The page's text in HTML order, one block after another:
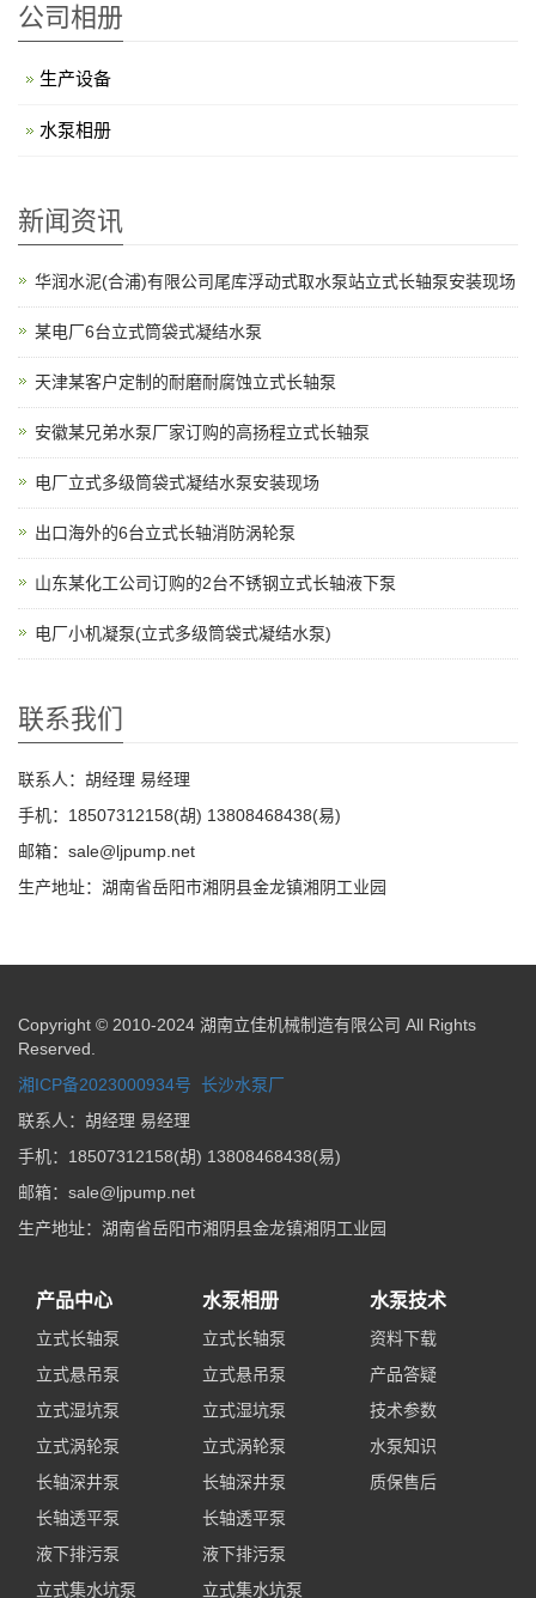
公司相册
生产设备
水泵相册
新闻资讯
华润水泥(合浦)有限公司尾库浮动式取水泵站立式长轴泵安装现场
某电厂6台立式筒袋式凝结水泵
天津某客户定制的耐磨耐腐蚀立式长轴泵
安徽某兄弟水泵厂家订购的高扬程立式长轴泵
电厂立式多级筒袋式凝结水泵安装现场
出口海外的6台立式长轴消防涡轮泵
山东某化工公司订购的2台不锈钢立式长轴液下泵
电厂小机凝泵(立式多级筒袋式凝结水泵)
联系我们
联系人：胡经理 易经理
手机：18507312158(胡) 13808468438(易)
邮箱：sale@ljpump.net
生产地址：湖南省岳阳市湘阴县金龙镇湘阴工业园
Copyright © 2010-2024 湖南立佳机械制造有限公司 All Rights
Reserved.
湘ICP备2023000934号 长沙水泵厂
联系人：胡经理 易经理
手机：18507312158(胡) 13808468438(易)
邮箱：sale@ljpump.net
生产地址：湖南省岳阳市湘阴县金龙镇湘阴工业园
产品中心
立式长轴泵
立式悬吊泵
立式湿坑泵
立式涡轮泵
长轴深井泵
长轴透平泵
液下排污泵
立式集水坑泵
水泵相册
立式长轴泵
立式悬吊泵
立式湿坑泵
立式涡轮泵
长轴深井泵
长轴透平泵
液下排污泵
立式集水坑泵
水泵技术
资料下载
产品答疑
技术参数
水泵知识
质保售后